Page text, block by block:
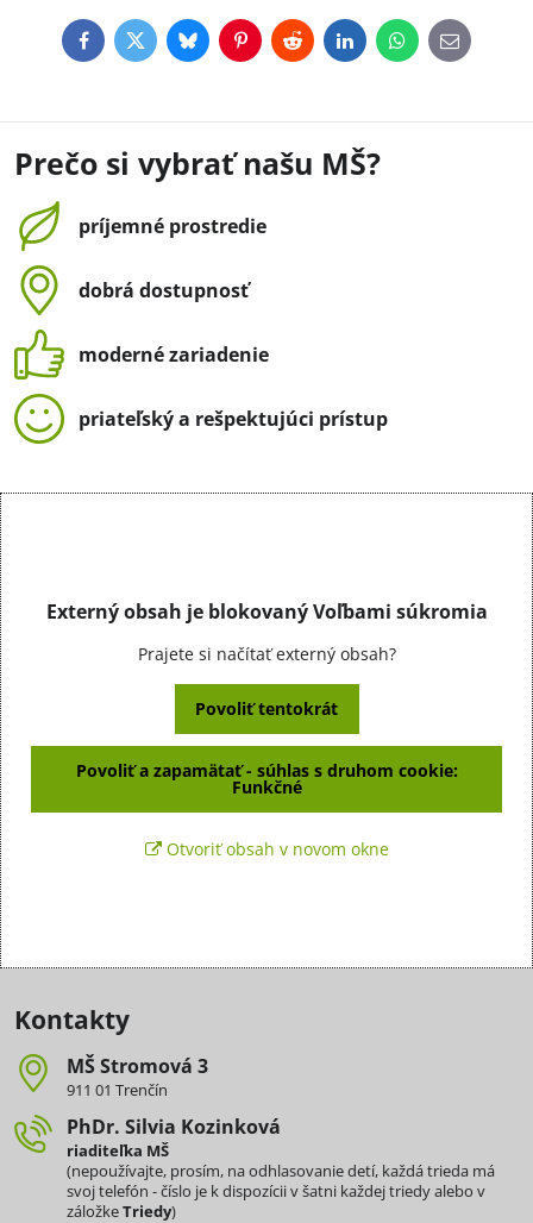
FacebookTwitterBlueskyPinterestRedditLinkedInWhatsApp
E-
mail
Prečo si vybrať našu MŠ?
príjemné prostredie
dobrá dostupnosť
moderné zariadenie
priateľský a rešpektujúci prístup
Externý obsah je blokovaný Voľbami súkromia
Prajete si načítať externý obsah?
Povoliť tentokrát
Povoliť a zapamätať - súhlas s druhom cookie:
Funkčné
Otvoriť obsah v novom okne
Kontakty
MŠ Stromová 3
911 01 Trenčín
PhDr​. Silvia Kozinková
riaditeľka MŠ
(nepoužívajte, prosím, na odhlasovanie detí, každá trieda má
svoj telefón - číslo je k dispozícii v šatni každej triedy alebo v
záložkeTriedy)